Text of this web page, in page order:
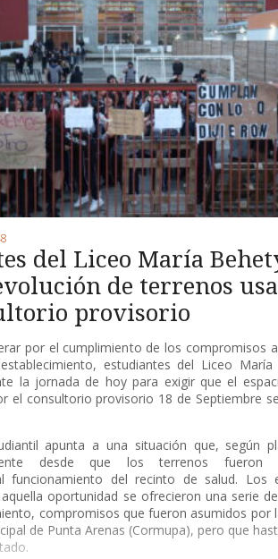
del Liceo María
de terrenos
provisorio
por el cumplimiento de los compromisos
estudiantes del Liceo
la jornada de hoy para exigir que el
el consultorio provisorio 18 de Septiembre
apunta a una situación que, según
desde que los terrenos fueron
funcionamiento del recinto de salud. Los
oportunidad se ofrecieron una serie
compromisos que fueron asumidos por
de Punta Arenas (Cormupa), pero que